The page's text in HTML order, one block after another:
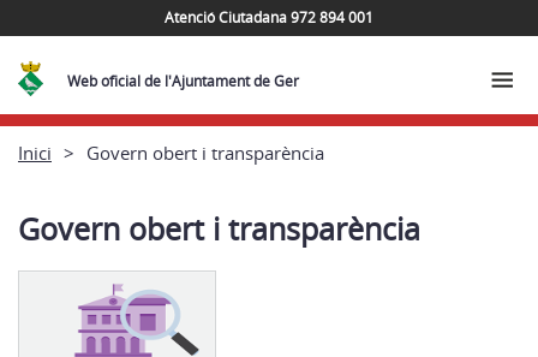
Atenció Ciutadana 972 894 001
Web oficial de l'Ajuntament de Ger
Inici Govern obert i transparència
Govern obert i transparència